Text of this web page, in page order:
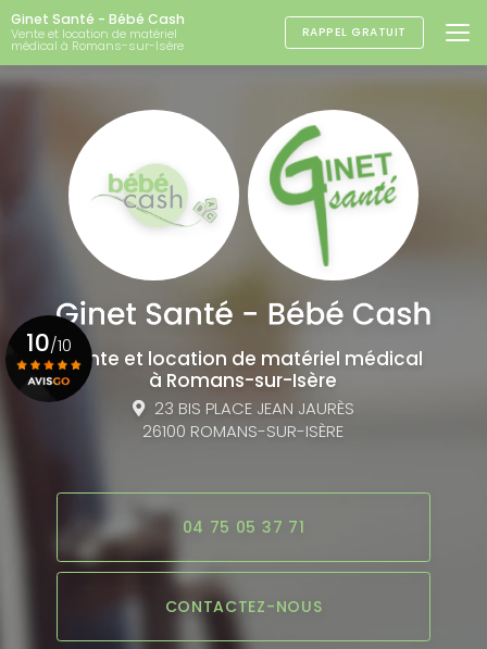
Aller
au
contenu
principal
Ginet Santé - Bébé Cash
Vente et location de matériel
médical à Romans-sur-Isère
RAPPEL GRATUIT
Vente et location de matériel médical
à Romans-sur-Isère
23 BIS PLACE JEAN JAURÈS
26100 ROMANS-SUR-ISÈRE
04 75 05 37 71
CONTACTEZ-NOUS
10/10